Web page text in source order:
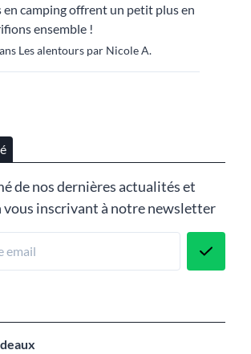
en camping offrent un petit plus en
ensemble !
Les alentours par Nicole A.
de nos dernières actualités et
vous inscrivant à notre newsletter